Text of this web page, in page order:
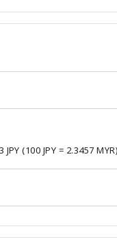
JPY(100 JPY = 2.3457 MYR)